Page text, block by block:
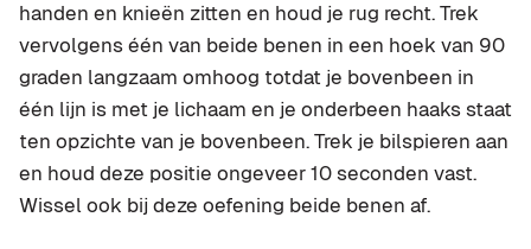
handen en knieën zitten en houd je rug recht. Trek
vervolgens één van beide benen in een hoek van 90
graden langzaam omhoog totdat je bovenbeen in
één lijn is met je lichaam en je onderbeen haaks staat
ten opzichte van je bovenbeen. Trek je bilspieren aan
en houd deze positie ongeveer 10 seconden vast.
Wissel ook bij deze oefening beide benen af.